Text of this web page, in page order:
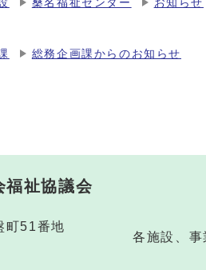
桑名福祉センター お知らせ
総務企画課からのお知らせ
福祉協議会
町51番地
各施設、事